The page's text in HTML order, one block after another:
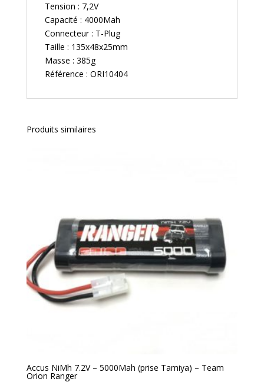
Tension : 7,2V
Capacité : 4000Mah
Connecteur : T-Plug
Taille : 135x48x25mm
Masse : 385g
Référence : ORI10404
Produits similaires
Accus NiMh 7.2V – 5000Mah (prise Tamiya) – Team
Orion Ranger